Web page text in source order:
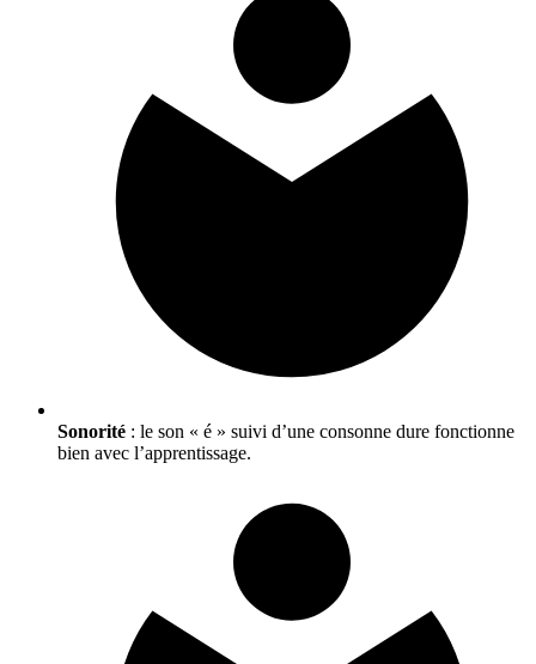
Sonorité : le son « é » suivi d’une consonne dure fonctionne
bien avec l’apprentissage.